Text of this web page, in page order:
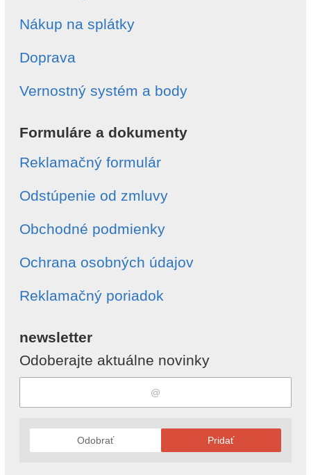
Nákup na splátky
Doprava
Vernostný systém a body
Formuláre a dokumenty
Reklamačný formulár
Odstúpenie od zmluvy
Obchodné podmienky
Ochrana osobných údajov
Reklamačný poriadok
newsletter
Odoberajte aktuálne novinky
Odobrať Pridať